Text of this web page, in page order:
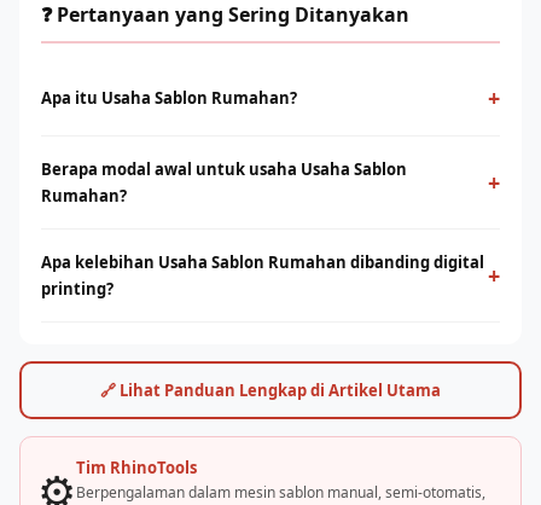
❓ Pertanyaan yang Sering Ditanyakan
Apa itu Usaha Sablon Rumahan? +
menggunakan screen dan tinta yang ditekan ke permukaan
kain. Cocok untuk produksi massal dengan desain solid dan
Berapa modal awal untuk usaha Usaha Sablon
Rumahan?
+
starter manual hingga mesin otomatis. Konsultasikan dengan
tim Rhino Indonesia untuk simulasi usaha sesuai budget Anda.
Apa kelebihan Usaha Sablon Rumahan dibanding digital
printing?
+
rendah. Digital printing (DTF/sublimasi) unggul untuk order
satuan, full-color, dan desain detail. Keduanya bisa saling
🔗 Lihat Panduan Lengkap di Artikel Utama
⚙️Tim RhinoTools
Berpengalaman dalam mesin sablon manual, semi-otomatis,